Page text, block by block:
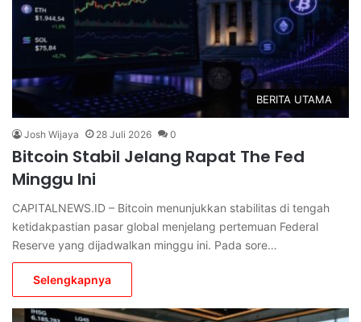
BERITA UTAMA
Josh Wijaya 28 Juli 2026 0
Bitcoin Stabil Jelang Rapat The Fed
Minggu Ini
CAPITALNEWS.ID – Bitcoin menunjukkan stabilitas di tengah
ketidakpastian pasar global menjelang pertemuan Federal
Reserve yang dijadwalkan minggu ini. Pada sore…
Selengkapnya